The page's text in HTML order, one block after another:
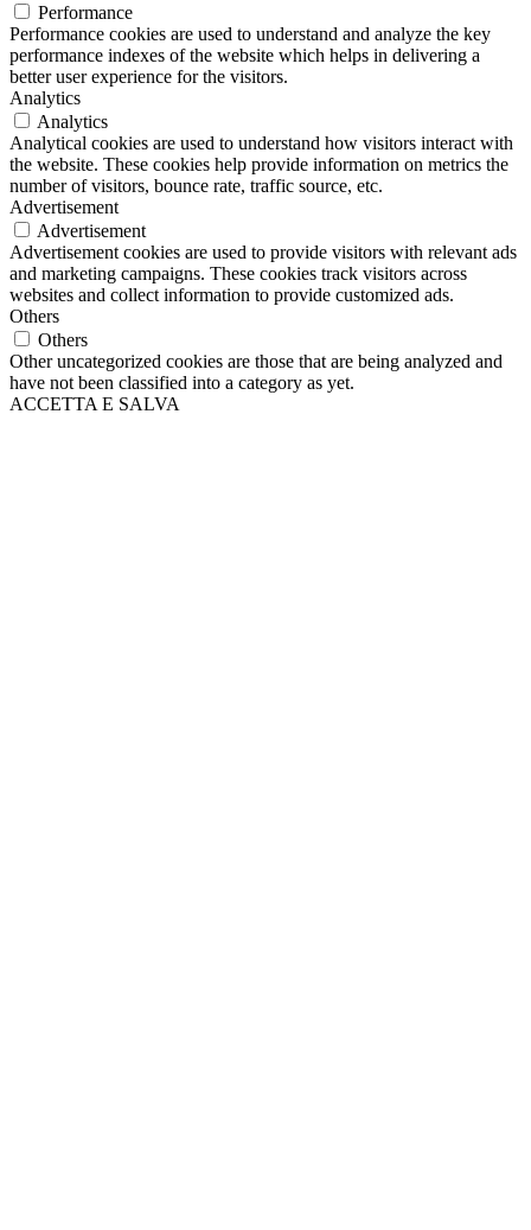
Performance
Performance cookies are used to understand and analyze the key
performance indexes of the website which helps in delivering a
better user experience for the visitors.
Analytics
Analytics
Analytical cookies are used to understand how visitors interact with
the website. These cookies help provide information on metrics the
number of visitors, bounce rate, traffic source, etc.
Advertisement
Advertisement
Advertisement cookies are used to provide visitors with relevant ads
and marketing campaigns. These cookies track visitors across
websites and collect information to provide customized ads.
Others
Others
Other uncategorized cookies are those that are being analyzed and
have not been classified into a category as yet.
ACCETTA E SALVA